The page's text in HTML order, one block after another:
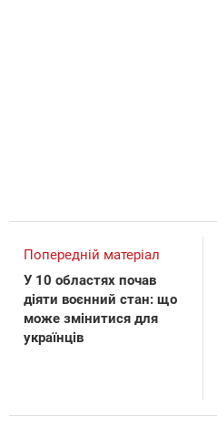
Попередній матеріал
У 10 областях почав
діяти воєнний стан: що
може змінитися для
українців